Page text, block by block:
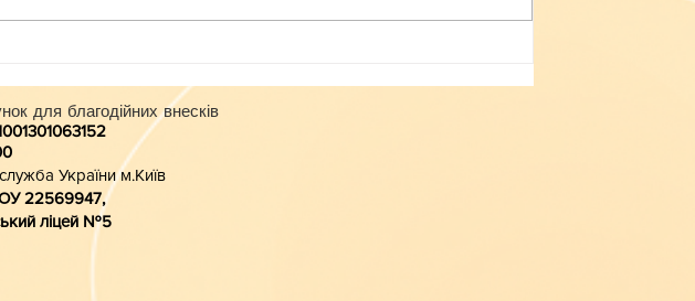
Небезпека зачепінгу
для благодійних внесків
України м.Київ
22569947,
ліцей №5